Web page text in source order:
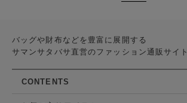
バッグや財布などを豊富に展開する
サマンサタバサ直営のファッション通販サイト
CONTENTS